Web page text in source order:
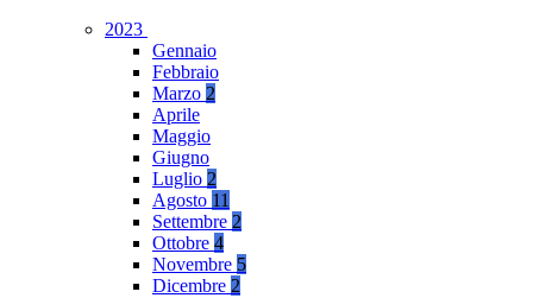
2023
Gennaio
Febbraio
Marzo 2
Aprile
Maggio
Giugno
Luglio 2
Agosto 11
Settembre 2
Ottobre 4
Novembre 5
Dicembre 2